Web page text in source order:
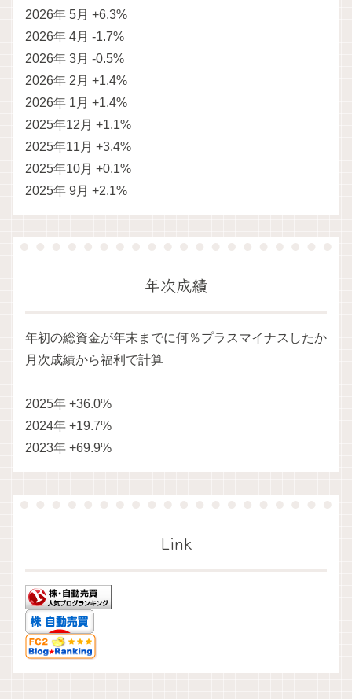
2026年 5月 +6.3%
2026年 4月 -1.7%
2026年 3月 -0.5%
2026年 2月 +1.4%
2026年 1月 +1.4%
2025年12月 +1.1%
2025年11月 +3.4%
2025年10月 +0.1%
2025年 9月 +2.1%
年次成績
年初の総資金が年末までに何％プラスマイナスしたか
月次成績から福利で計算
2025年 +36.0%
2024年 +19.7%
2023年 +69.9%
Link